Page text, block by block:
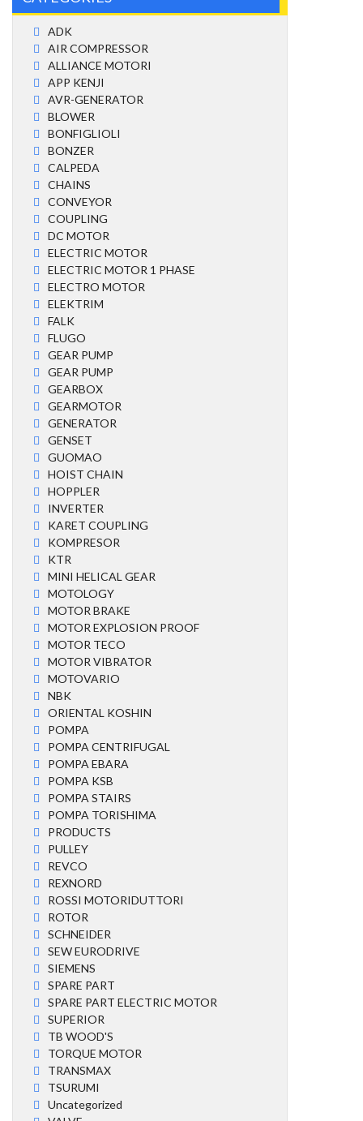
ADK
AIR COMPRESSOR
ALLIANCE MOTORI
APP KENJI
AVR-GENERATOR
BLOWER
BONFIGLIOLI
BONZER
CALPEDA
CHAINS
CONVEYOR
COUPLING
DC MOTOR
ELECTRIC MOTOR
ELECTRIC MOTOR 1 PHASE
ELECTRO MOTOR
ELEKTRIM
FALK
FLUGO
GEAR PUMP
GEAR PUMP
GEARBOX
GEARMOTOR
GENERATOR
GENSET
GUOMAO
HOIST CHAIN
HOPPLER
INVERTER
KARET COUPLING
KOMPRESOR
KTR
MINI HELICAL GEAR
MOTOLOGY
MOTOR BRAKE
MOTOR EXPLOSION PROOF
MOTOR TECO
MOTOR VIBRATOR
MOTOVARIO
NBK
ORIENTAL KOSHIN
POMPA
POMPA CENTRIFUGAL
POMPA EBARA
POMPA KSB
POMPA STAIRS
POMPA TORISHIMA
PRODUCTS
PULLEY
REVCO
REXNORD
ROSSI MOTORIDUTTORI
ROTOR
SCHNEIDER
SEW EURODRIVE
SIEMENS
SPARE PART
SPARE PART ELECTRIC MOTOR
SUPERIOR
TB WOOD'S
TORQUE MOTOR
TRANSMAX
TSURUMI
Uncategorized